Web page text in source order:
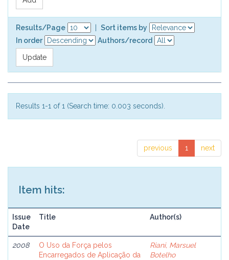
Results/Page
Sort items by
In order
Authors/record
Results 1-1 of 1 (Search time: 0.003 seconds).
previous 1 next
Item hits:
Issue
Date
Title Author(s)
2008
O Uso da Força pelos
Encarregados de Aplicação da
Riani, Marsuel
Botelho